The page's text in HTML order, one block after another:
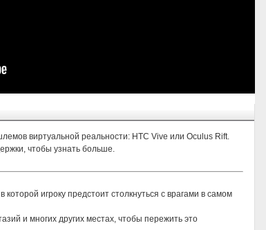
виртуальной реальности: HTC Vive или Oculus Rift.
чтобы узнать больше.
игроку предстоит столкнуться с врагами в самом
и многих других местах, чтобы пережить это